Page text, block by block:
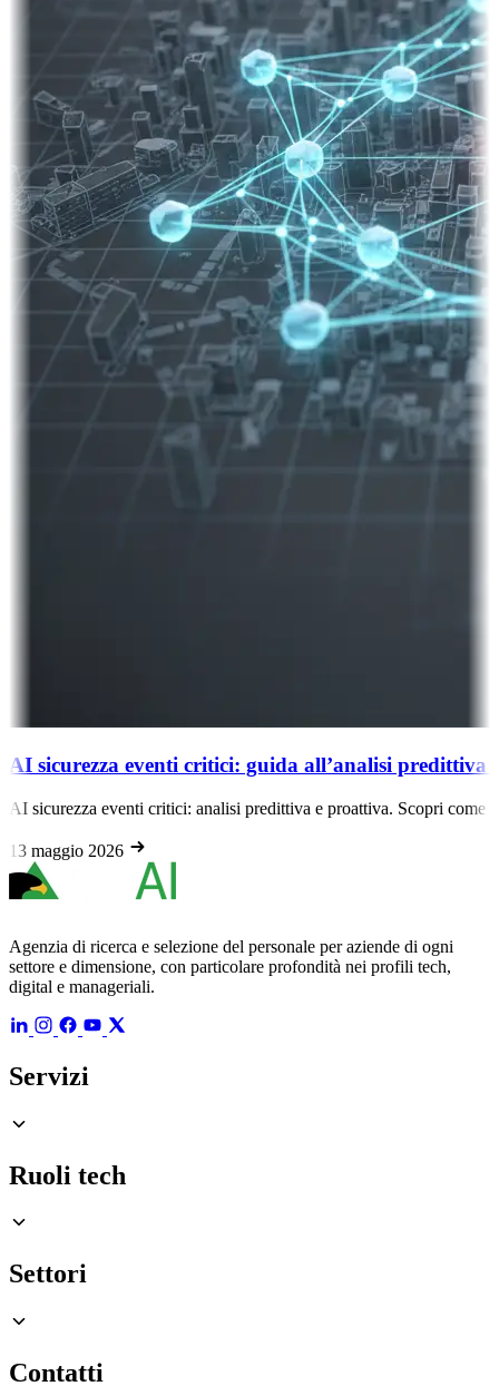
AI sicurezza eventi critici: guida all’analisi predittiva
AI sicurezza eventi critici: analisi predittiva e proattiva. Scopri
13 maggio 2026
Agenzia di ricerca e selezione del personale per aziende di ogni
settore e dimensione, con particolare profondità nei profili tech,
digital e manageriali.
Servizi
Ruoli tech
Settori
Contatti